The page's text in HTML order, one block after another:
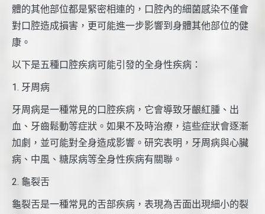
體的其他部位都是緊密相連的，口腔內的細菌感染不僅會
對口腔造成損害，更可能進一步影響到身體其他部位的健
康。
以下是五種口腔疾病可能引發的全身性疾病：
1. 牙周病
牙周病是一種常見的口腔疾病，它會導致牙齦紅腫、出
血、牙齒鬆動等症狀。如果不及時治療，這些症狀會逐漸
加劇，並可能對全身造成影響。研究表明，牙周病與心臟
病、中風、糖尿病等全身性疾病有關聯。
2. 龜裂舌
龜裂舌是一種常見的舌部疾病，表現為舌面出現細小的裂